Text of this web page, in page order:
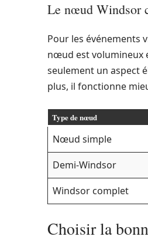
Le nœud Windsor
Pour les événements
nœud est volumineux
seulement un aspect
plus, il fonctionne
Type de nœud
Nœud simple
Demi-Windsor
Windsor complet
Choisir la